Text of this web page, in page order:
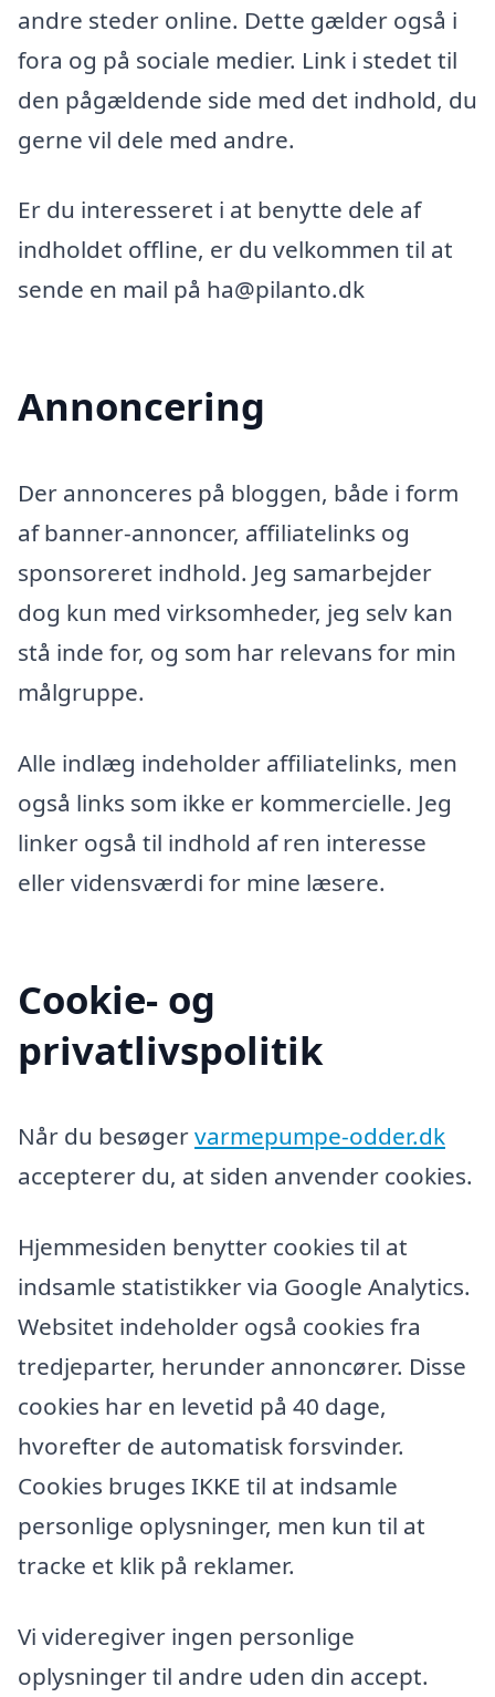
andre steder online. Dette gælder også i
fora og på sociale medier. Link i stedet til
den pågældende side med det indhold, du
gerne vil dele med andre.
Er du interesseret i at benytte dele af
indholdet offline, er du velkommen til at
sende en mail på ha@pilanto.dk
Annoncering
Der annonceres på bloggen, både i form
af banner-annoncer, affiliatelinks og
sponsoreret indhold. Jeg samarbejder
dog kun med virksomheder, jeg selv kan
stå inde for, og som har relevans for min
målgruppe.
Alle indlæg indeholder affiliatelinks, men
også links som ikke er kommercielle. Jeg
linker også til indhold af ren interesse
eller vidensværdi for mine læsere.
Cookie- og
privatlivspolitik
Når du besøgervarmepumpe-odder.dk
accepterer du, at siden anvender cookies.
Hjemmesiden benytter cookies til at
indsamle statistikker via Google Analytics.
Websitet indeholder også cookies fra
tredjeparter, herunder annoncører. Disse
cookies har en levetid på 40 dage,
hvorefter de automatisk forsvinder.
Cookies bruges IKKE til at indsamle
personlige oplysninger, men kun til at
tracke et klik på reklamer.
Vi videregiver ingen personlige
oplysninger til andre uden din accept.